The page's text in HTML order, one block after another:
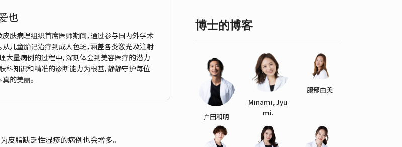
也
肤病理组织首席医师期间，通过参与国内外学术
儿童胎记治疗到成人色斑，涵盖各类激光及注射
大量病例的过程中，深刻体会到美容医疗的潜力
科知识和精准的诊断能力为根基，静静守护每位
的美丽。
皮脂缺乏性湿疹的病例也会增多。
博士的博客
户田和明
Minami, Jyu
mi.
服部由美